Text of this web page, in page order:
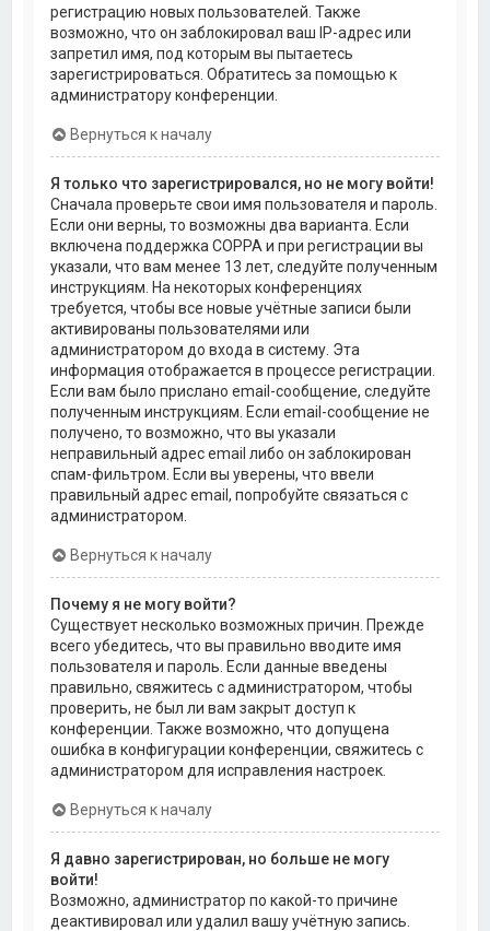
регистрацию новых пользователей. Также
возможно, что он заблокировал ваш IP-адрес или
запретил имя, под которым вы пытаетесь
зарегистрироваться. Обратитесь за помощью к
администратору конференции.
Вернуться к началу
Я только что зарегистрировался, но не могу войти!
Сначала проверьте свои имя пользователя и пароль.
Если они верны, то возможны два варианта. Если
включена поддержка COPPA и при регистрации вы
указали, что вам менее 13 лет, следуйте полученным
инструкциям. На некоторых конференциях
требуется, чтобы все новые учётные записи были
активированы пользователями или
администратором до входа в систему. Эта
информация отображается в процессе регистрации.
Если вам было прислано email-сообщение, следуйте
полученным инструкциям. Если email-сообщение не
получено, то возможно, что вы указали
неправильный адрес email либо он заблокирован
спам-фильтром. Если вы уверены, что ввели
правильный адрес email, попробуйте связаться с
администратором.
Вернуться к началу
Почему я не могу войти?
Существует несколько возможных причин. Прежде
всего убедитесь, что вы правильно вводите имя
пользователя и пароль. Если данные введены
правильно, свяжитесь с администратором, чтобы
проверить, не был ли вам закрыт доступ к
конференции. Также возможно, что допущена
ошибка в конфигурации конференции, свяжитесь с
администратором для исправления настроек.
Вернуться к началу
Я давно зарегистрирован, но больше не могу
войти!
Возможно, администратор по какой-то причине
деактивировал или удалил вашу учётную запись.